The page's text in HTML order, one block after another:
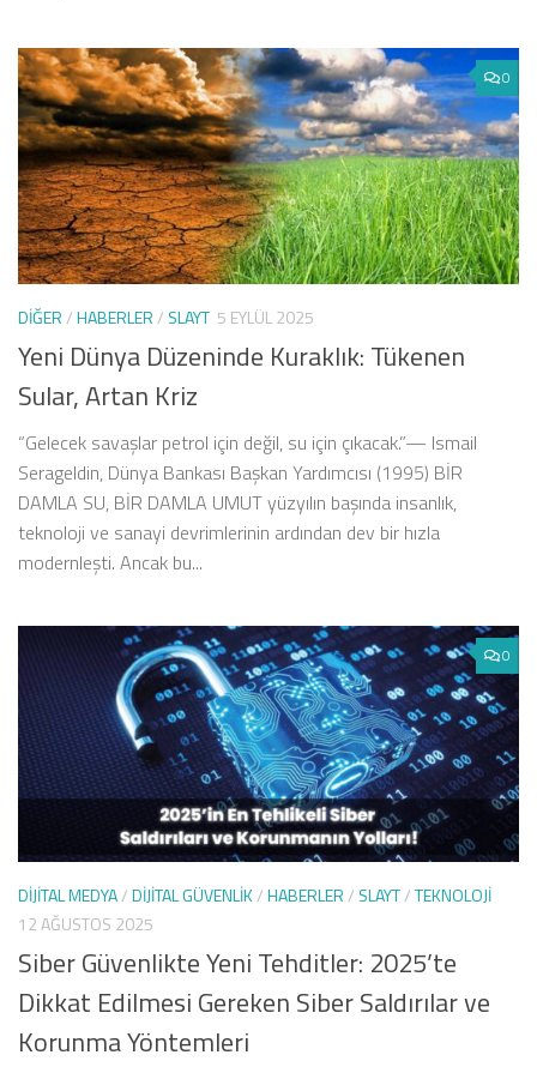
0
DIĞER/HABERLER/ SLAYT 5 EYLÜL 2025
Yeni Dünya Düzeninde Kuraklık: Tükenen
Sular, Artan Kriz
“Gelecek savaşlar petrol için değil, su için çıkacak.”— Ismail
Serageldin, Dünya Bankası Başkan Yardımcısı (1995) BİR
DAMLA SU, BİR DAMLA UMUT yüzyılın başında insanlık,
teknoloji ve sanayi devrimlerinin ardından dev bir hızla
modernleşti. Ancak bu...
0
DIJITAL MEDYA/DIJITAL GÜVENLIK/HABERLER/ SLAYT/TEKNOLOJI
12 AĞUSTOS 2025
Siber Güvenlikte Yeni Tehditler: 2025’te
Dikkat Edilmesi Gereken Siber Saldırılar ve
Korunma Yöntemleri